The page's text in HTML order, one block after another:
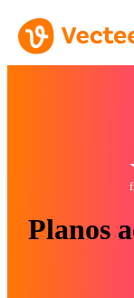
Planos